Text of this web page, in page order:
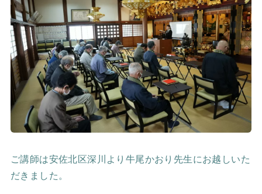
ご講師は安佐北区深川より牛尾かおり先生にお越しいた
だきました。